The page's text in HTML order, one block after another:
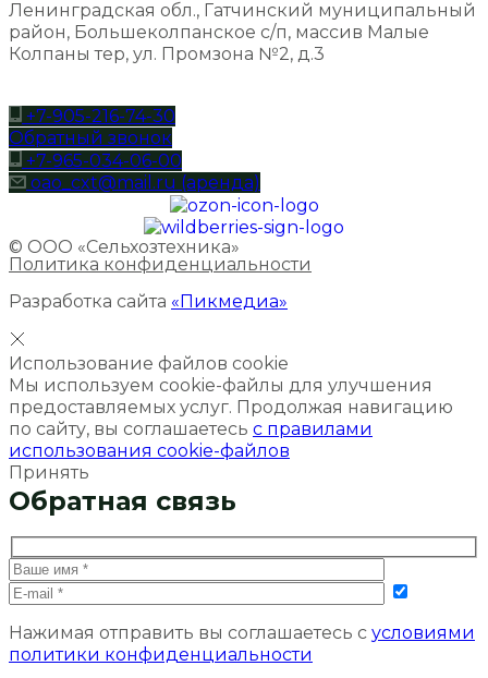
Ленинградская обл., Гатчинский муниципальный
район, Большеколпанское с/п, массив Малые
Колпаны тер, ул. Промзона №2, д.3
+7-905-216-74-30
Обратный звонок
+7-965-034-06-00
oao_cxt@mail.ru (аренда)
© ООО «Сельхозтехника»
Политика конфиденциальности
Разработка сайта «Пикмедиа»
Использование файлов cookie
Мы используем cookie-файлы для улучшения
предоставляемых услуг. Продолжая навигацию
по сайту, вы соглашаетесь с правилами
использования cookie-файлов
Принять
Обратная связь
Нажимая отправить вы соглашаетесь с условиями
политики конфиденциальности